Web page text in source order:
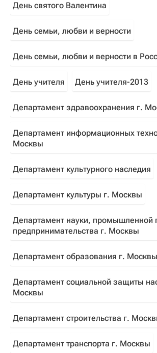
День святого Валентина
День семьи, любви и верности
День семьи, любви и верности в
День учителя День учителя-2013
Департамент здравоохранения г.
Департамент информационных
Москвы
Департамент культурного наследия
Департамент культуры г. Москвы
Департамент науки, промышленной
предпринимательства г. Москвы
Департамент образования г. Москвы
Департамент социальной защиты
Москвы
Департамент строительства г.
Департамент транспорта г. Москвы